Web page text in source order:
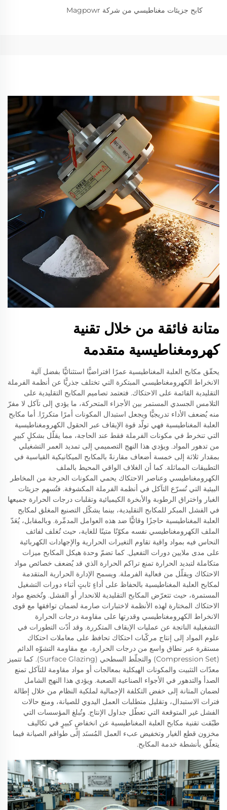
كابح جزيئات مغناطيسي من شركة Magpowr
متانة فائقة من خلال تقنية
كهرومغناطيسية متقدمة
يحقّق مكابح العلبة المغناطيسية عمرًا افتراضيًّا استثنائيًّا بفضل آلية
الانخراط الكهرومغناطيسي المبتكرة التي تختلف جذريًّا عن أنظمة الفرملة
التقليدية القائمة على الاحتكاك. فتعتمد تصاميم المكابح التقليدية على
التلامس الجسدي المستمر بين الأجزاء المتحركة، ما يؤدي إلى تآكل لا مفرّ
منه يُضعف الأداء تدريجيًّا ويجعل استبدال المكونات أمرًا متكررًا. أما مكابح
العلبة المغناطيسية فهي تولّد قوة الإيقاف عبر الحقول الكهرومغناطيسية
التي تنخرط في مكونات الفرملة فقط عند الحاجة، مما يقلّل بشكلٍ كبيرٍ
من تدهور المواد. ويؤدي هذا النهج التصميمي إلى تمديد العمر التشغيلي
بمقدار ثلاثة إلى خمسة أضعاف مقارنةً بالمكابح الميكانيكية القياسية في
التطبيقات المماثلة. كما أن الغلاف الواقي المحيط بالملف
الكهرومغناطيسي وعناصر الاحتكاك يحمي المكونات الحرجة من المخاطر
البيئية التي تُسرّع التآكل في أنظمة الفرملة المكشوفة. فتُسهم جزيئات
الغبار واختراق الرطوبة والأبخرة الكيميائية وتقلبات درجات الحرارة جميعها
في الفشل المبكر للمكابح التقليدية، بينما يشكّل التصنيع المغلق لمكابح
العلبة المغناطيسية حاجزًا وقائيًّا ضد هذه العوامل المدمِّرة. وبالمقابل، يُعَدّ
الملف الكهرومغناطيسي نفسه مكوّنًا متينًا للغاية، حيث تُغلف لفائف
النحاس فيه بمواد واقية تقاوم التغيرات الحرارية والإجهادات الكهربائية
على مدى ملايين دورات التفعيل. كما تضمّ وحدة هيكل المكابح ميزات
متكاملة لتبديد الحرارة تمنع تراكم الحرارة الذي قد يُضعف خصائص مواد
الاحتكاك ويقلّل من فعالية الفرملة. ويسمح الإدارة الحرارية المتقدمة
لمكابح العلبة المغناطيسية بالحفاظ على أداءٍ ثابتٍ أثناء دورات التشغيل
المستمرة، حيث تتعرّض المكابح التقليدية للانحدار أو الفشل. وتُخضع مواد
الاحتكاك المختارة لهذه الأنظمة لاختبارات صارمة لضمان توافقها مع قوى
الانخراط الكهرومغناطيسي وقدرتها على مقاومة درجات الحرارة
التشغيلية الناتجة عن عمليات الإيقاف المتكررة. وقد أدّت التطورات في
علوم المواد إلى إنتاج مركّبات احتكاك تحافظ على معاملات احتكاك
مستقرة عبر نطاق واسع من درجات الحرارة، مع مقاومة التشوّه الدائم
(Compression Set) والتجلّط السطحي (Surface Glazing). كما تتميز
معدّات التثبيت والمكونات الهيكلية بمعالجات أو مواد مقاومة للتآكل تمنع
الصدأ والتدهور في الأجواء الصناعية الصعبة. ويؤدي هذا النهج الشامل
لضمان المتانة إلى خفض التكلفة الإجمالية لملكية النظام من خلال إطالة
فترات الاستبدال، وتقليل متطلبات العمل اليدوي للصيانة، ومنع حالات
الفشل غير المتوقعة التي تعطّل جداول الإنتاج. وتُبلغ المؤسسات التي
طبّقت تقنية مكابح العلبة المغناطيسية عن انخفاضٍ كبيرٍ في تكاليف
مخزون قطع الغيار وتخفيض عبء العمل المُسنَد إلى طواقم الصيانة فيما
يتعلّق بأنشطة خدمة المكابح.